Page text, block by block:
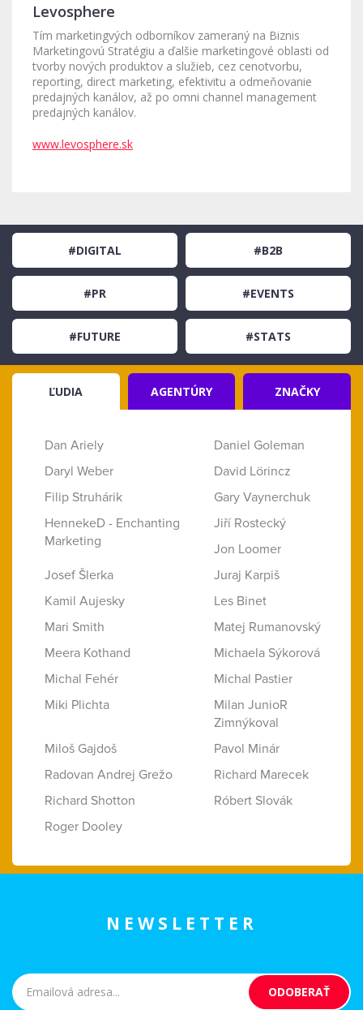
Levosphere
Tím marketingvých odborníkov zameraný na Biznis
Marketingovú Stratégiu a ďalšie marketingové oblasti od
tvorby nových produktov a služieb, cez cenotvorbu,
reporting, direct marketing, efektivitu a odmeňovanie
predajných kanálov, až po omni channel management
predajných kanálov.
www.levosphere.sk
#DIGITAL #B2B
#PR #EVENTS
#FUTURE #STATS
ĽUDIA AGENTÚRY ZNAČKY
Dan Ariely
Daniel Goleman
Daryl Weber
David Lörincz
Filip Struhárik
Gary Vaynerchuk
HennekeD - Enchanting
Marketing
Jiří Rostecký
Jon Loomer
Josef Šlerka
Juraj Karpiš
Kamil Aujesky
Les Binet
Mari Smith
Matej Rumanovský
Meera Kothand
Michaela Sýkorová
Michal Fehér
Michal Pastier
Miki Plichta
Milan JunioR
Zimnýkoval
Miloš Gajdoš
Pavol Minár
Radovan Andrej Grežo
Richard Marecek
Richard Shotton
Róbert Slovák
Roger Dooley
NEWSLETTER